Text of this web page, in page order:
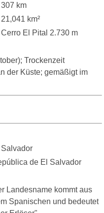
307 km
21,041 km²
Cerro El Pital 2.730 m
Trockenzeit
der Küste; gemäßigt im
Salvador
de El Salvador
Landesname kommt aus
Spanischen und bedeutet